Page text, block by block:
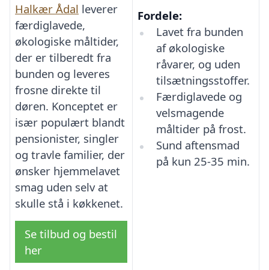
Halkær Ådal leverer
færdiglavede,
økologiske måltider,
der er tilberedt fra
bunden og leveres
frosne direkte til
døren. Konceptet er
især populært blandt
pensionister, singler
og travle familier, der
ønsker hjemmelavet
smag uden selv at
skulle stå i køkkenet.
Se tilbud og bestil
her
Fordele:
Lavet fra bunden
af økologiske
råvarer, og uden
tilsætningsstoffer.
Færdiglavede og
velsmagende
måltider på frost.
Sund aftensmad
på kun 25-35 min.